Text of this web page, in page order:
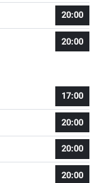
20:00
20:00
17:00
20:00
20:00
20:00